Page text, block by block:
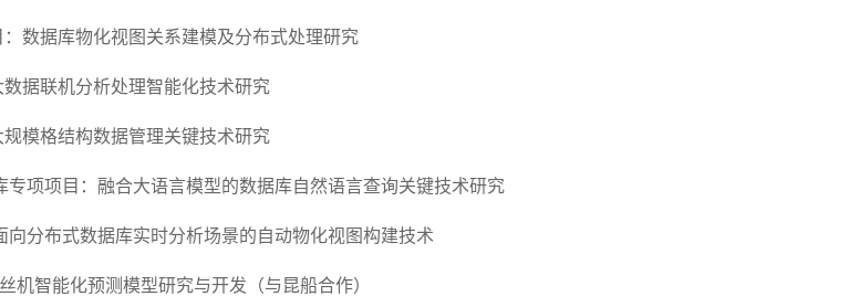
数据库物化视图关系建模及分布式处理研究
据联机分析处理智能化技术研究
模格结构数据管理关键技术研究
专项项目：融合大语言模型的数据库自然语言查询关键技术研究
向分布式数据库实时分析场景的自动物化视图构建技术
机智能化预测模型研究与开发（与昆船合作）